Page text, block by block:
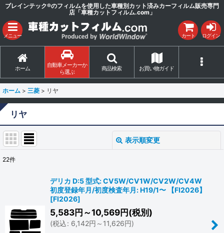
ブレインテック®のフィルムを使用した車種別カット済みカーフィルム販売専門
店「車種カットフィルム.com」
メニュー カート ログイン
ホーム
自動車メーカーか
ら選ぶ
商品検索 お買い物ガイド
ホーム > 三菱 > リヤ
リヤ
表示順変更
絞り込む
22件
デリカ D:5 型式: CV5W/CV1W/CV2W/CV4W
初度登録年月/初度検査年月: H19/1〜 【FI2026】
[FI2026]
5,583円～10,569円(税別)
(税込: 6,142円 ～11,626円)